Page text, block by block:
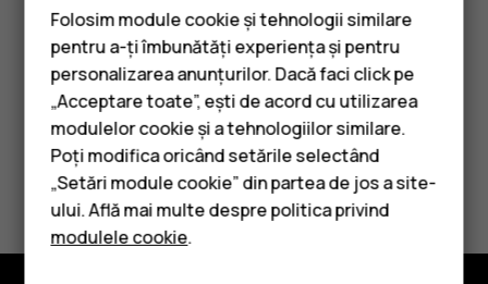
Smartphone-uri
Telefoane clasice
Accesorii
Tablete
www.hmd.com/phones/support/topics/recycle.
Considerați utile aceste informații?
Da Nu
Folosim module cookie și tehnologii similare
pentru a-ți îmbunătăți experiența și pentru
personalizarea anunțurilor. Dacă faci click pe
„Acceptare toate”, ești de acord cu utilizarea
modulelor cookie și a tehnologiilor similare.
Poți modifica oricând setările selectând
„Setări module cookie” din partea de jos a site-
ului. Află mai multe despre politica privind
modulele cookie.